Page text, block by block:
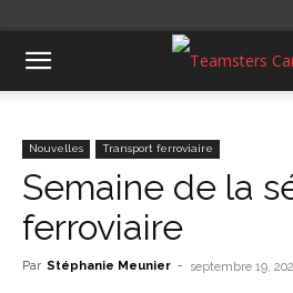
Nouvelles Transport ferroviaire
Semaine de la
ferroviaire
Par Stéphanie Meunier - septembre 19,